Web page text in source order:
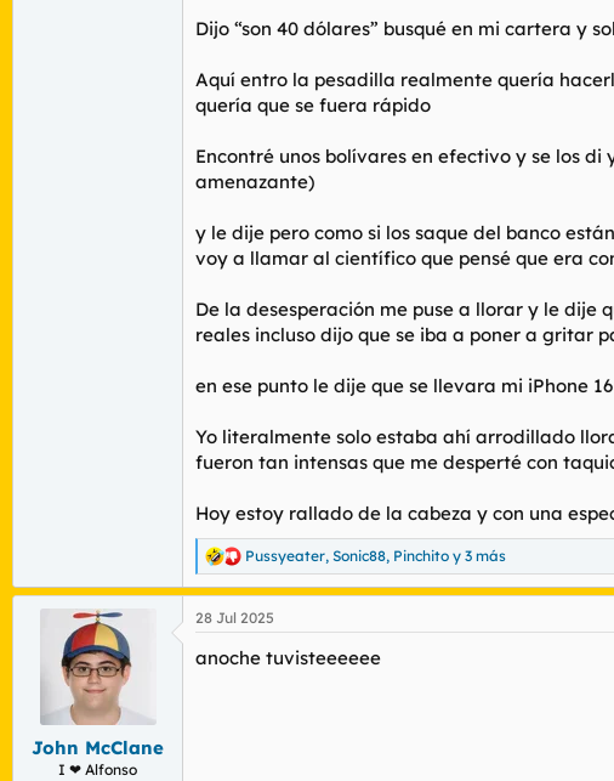
Dijo “son 40 dólares” busqué en mi cartera y
Aquí entro la pesadilla realmente quería
quería que se fuera rápido
Encontré unos bolívares en efectivo y se los
amenazante)
y le dije pero como si los saque del banco
voy a llamar al científico que pensé que era
De la desesperación me puse a llorar y le
reales incluso dijo que se iba a poner a gritar
en ese punto le dije que se llevara mi iPhone
Yo literalmente solo estaba ahí arrodillado
fueron tan intensas que me desperté con
Hoy estoy rallado de la cabeza y con una
R
e
a
c
i
Pussyeater, Sonic88, Pinchito y 3 más
John McClane
I ❤ Alfonso
28 Jul 2025
anoche tuvisteeeeee